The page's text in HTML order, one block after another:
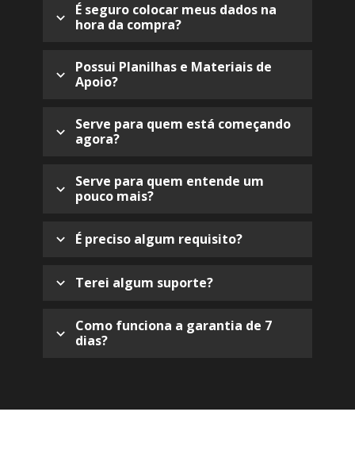
É seguro colocar meus dados na
hora da compra?
Possui Planilhas e Materiais de
Apoio?
Serve para quem está começando
agora?
Serve para quem entende um
pouco mais?
É preciso algum requisito?
Terei algum suporte?
Como funciona a garantia de 7
dias?